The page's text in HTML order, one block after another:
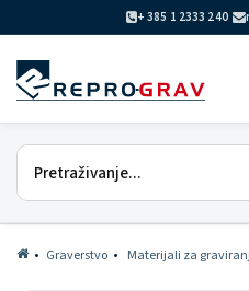
+ 385 1 2333 240
Graverstvo Materijali za